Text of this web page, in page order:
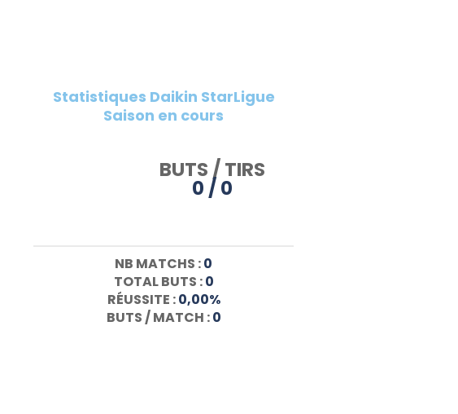
Statistiques Daikin StarLigue
Saison en cours
BUTS / TIRS
0 / 0
NB MATCHS :0
TOTAL BUTS :0
RÉUSSITE :0,00%
BUTS / MATCH :0